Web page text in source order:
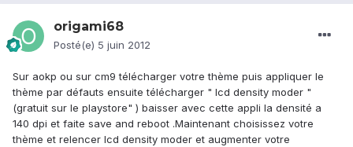
origami68
Posté(e) 5 juin 2012
Sur aokp ou sur cm9 télécharger votre thème puis appliquer le
thème par défauts ensuite télécharger " lcd density moder "
(gratuit sur le playstore" ) baisser avec cette appli la densité a
140 dpi et faite save and reboot .Maintenant choisissez votre
thème et relencer lcd density moder et augmenter votre